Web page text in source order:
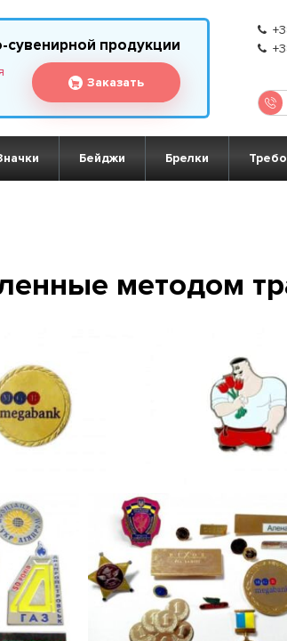
продукции
Заказать
Бейджи Брелки
методом